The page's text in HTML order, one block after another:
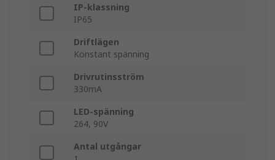
IP-klassning
IP65
Driftlägen
Konstant spänning
Drivrutinsström
330mA
LED-spänning
264, 90V
Antal utgångar